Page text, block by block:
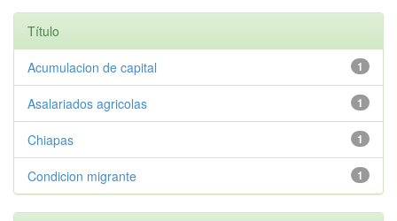
Título
1
Acumulacion de capital
1
Asalariados agricolas
1
Chiapas
1
Condicion migrante